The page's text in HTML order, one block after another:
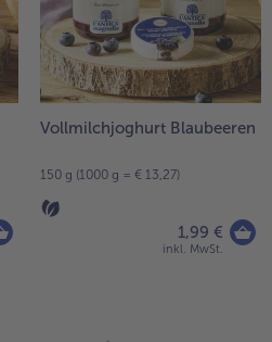
Vollmilchjoghurt Blaubeeren
150 g (1000 g = € 13,27)
1,99 €
inkl. MwSt.